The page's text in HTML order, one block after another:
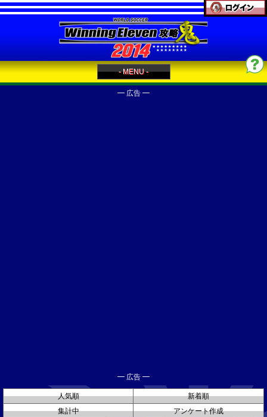
- MENU -
━ 広告 ━
━ 広告 ━
人気順
新着順
集計中
アンケート作成